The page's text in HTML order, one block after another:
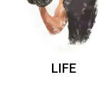
LIFE